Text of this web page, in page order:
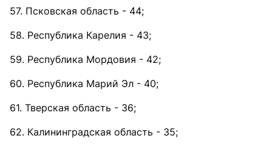
57. Псковская область - 44;
58. Республика Карелия - 43;
59. Республика Мордовия - 42;
60. Республика Марий Эл - 40;
61. Тверская область - 36;
62. Калининградская область - 35;